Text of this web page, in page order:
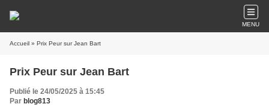
MENU
Accueil » Prix Peur sur Jean Bart
Prix Peur sur Jean Bart
Publié le 24/05/2025 à 15:45
Par blog813